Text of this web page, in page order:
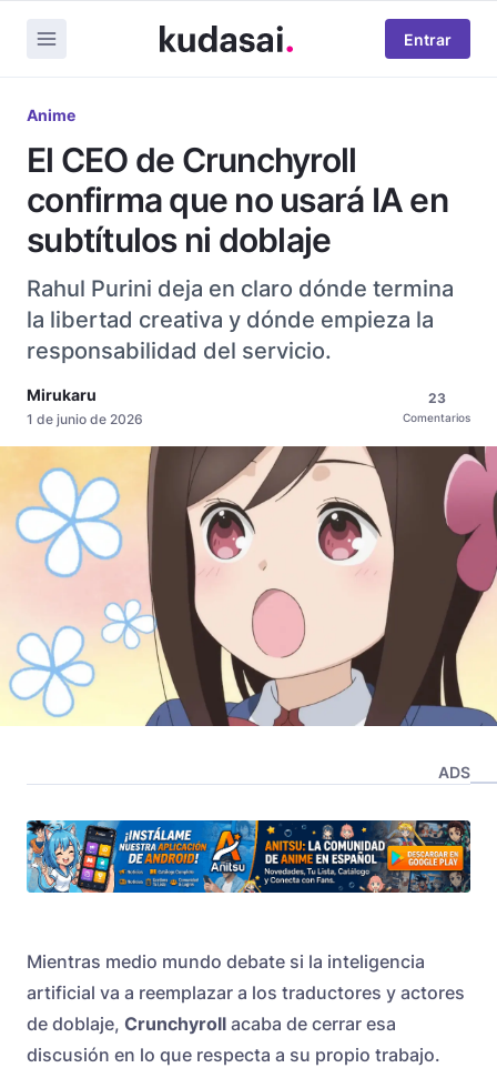
Entrar
Anime
El CEO de Crunchyroll
confirma que no usará IA en
subtítulos ni doblaje
Rahul Purini deja en claro dónde termina
la libertad creativa y dónde empieza la
responsabilidad del servicio.
Mirukaru
1 de junio de 2026
23
Comentarios
ADS
Mientras medio mundo debate si la inteligencia
artificial va a reemplazar a los traductores y actores
de doblaje, Crunchyroll acaba de cerrar esa
discusión en lo que respecta a su propio trabajo.